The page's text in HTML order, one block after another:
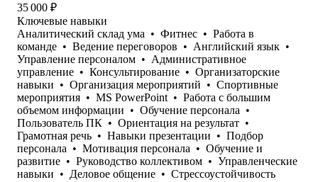
35 000 ₽
Ключевые навыки
Аналитический склад ума • Фитнес • Работа в
команде • Ведение переговоров • Английский язык •
Управление персоналом • Административное
управление • Консультирование • Организаторские
навыки • Организация мероприятий • Спортивные
мероприятия • MS PowerPoint • Работа с большим
объемом информации • Обучение персонала •
Пользователь ПК • Ориентация на результат •
Грамотная речь • Навыки презентации • Подбор
персонала • Мотивация персонала • Обучение и
развитие • Руководство коллективом • Управленческие
навыки • Деловое общение • Стрессоустойчивость